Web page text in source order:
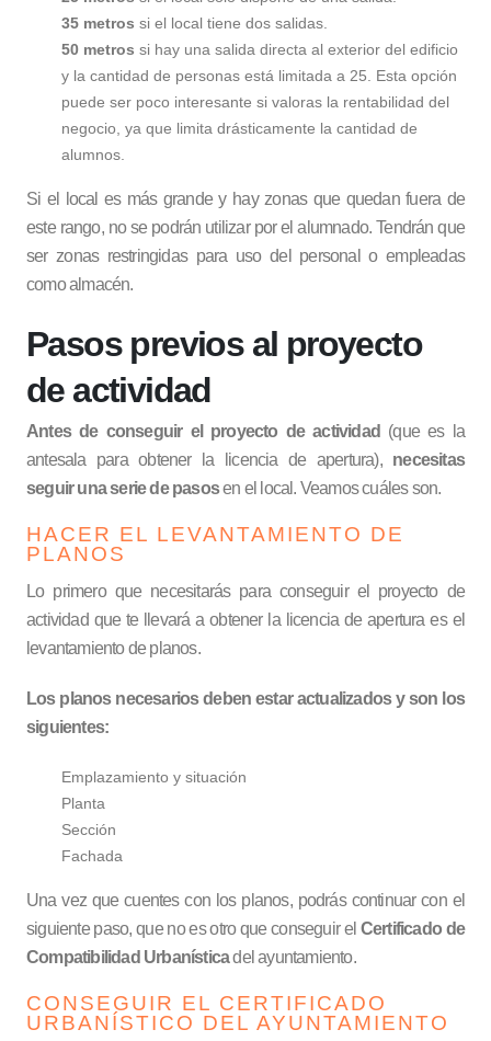
35 metros si el local tiene dos salidas.
50 metros si hay una salida directa al exterior del edificio
y la cantidad de personas está limitada a 25. Esta opción
puede ser poco interesante si valoras la rentabilidad del
negocio, ya que limita drásticamente la cantidad de
alumnos.
Si el local es más grande y hay zonas que quedan fuera de
este rango, no se podrán utilizar por el alumnado. Tendrán que
ser zonas restringidas para uso del personal o empleadas
como almacén.
Pasos previos al proyecto
de actividad
Antes de conseguir el proyecto de actividad (que es la
antesala para obtener la licencia de apertura), necesitas
seguir una serie de pasosen el local. Veamos cuáles son.
HACER EL LEVANTAMIENTO DE
PLANOS
Lo primero que necesitarás para conseguir el proyecto de
actividad que te llevará a obtener la licencia de apertura es el
levantamiento de planos.
Los planos necesarios deben estar actualizados y son los
siguientes:
Emplazamiento y situación
Planta
Sección
Fachada
Una vez que cuentes con los planos, podrás continuar con el
siguiente paso, que no es otro que conseguir el Certificado de
Compatibilidad Urbanísticadel ayuntamiento.
CONSEGUIR EL CERTIFICADO
URBANÍSTICO DEL AYUNTAMIENTO